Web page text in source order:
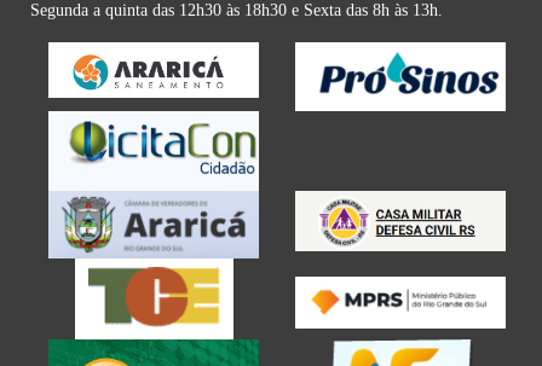
Segunda a quinta das 12h30 às 18h30 e Sexta das 8h às 13h.